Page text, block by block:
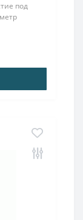
под
никель.:
D66 в